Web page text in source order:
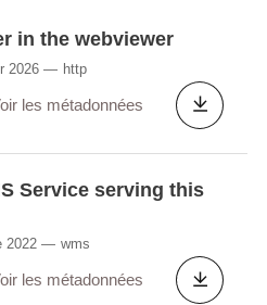
in the webviewer
2026 http
les métadonnées
Service serving this
2022 wms
les métadonnées